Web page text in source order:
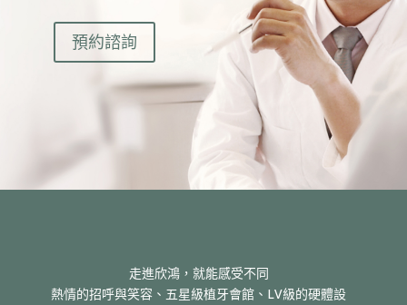
預約諮詢
走進欣鴻，就能感受不同
熱情的招呼與笑容、五星級植牙會館、LV級的硬體設